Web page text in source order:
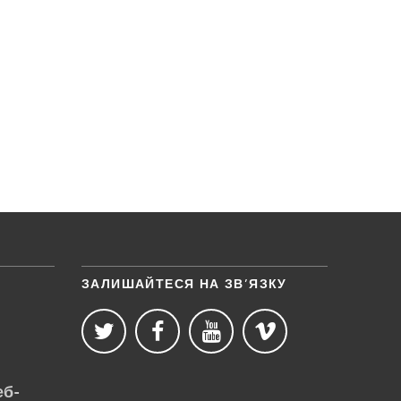
ЗАЛИШАЙТЕСЯ НА ЗВ’ЯЗКУ